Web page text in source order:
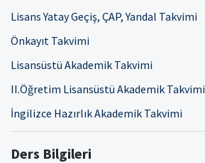
Lisans Yatay Geçiş, ÇAP, Yandal Takvimi
Önkayıt Takvimi
Lisansüstü Akademik Takvimi
II.Öğretim Lisansüstü Akademik Takvimi
İngilizce Hazırlık Akademik Takvimi
Ders Bilgileri